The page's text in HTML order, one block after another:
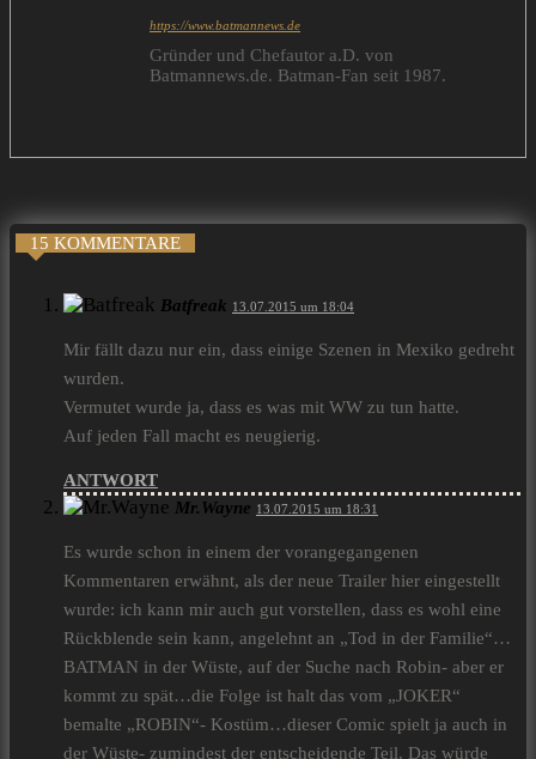
https://www.batmannews.de
Gründer und Chefautor a.D. von
Batmannews.de. Batman-Fan seit 1987.
15 KOMMENTARE
Batfreak 13.07.2015 um 18:04
Mir fällt dazu nur ein, dass einige Szenen in Mexiko gedreht
wurden.
Vermutet wurde ja, dass es was mit WW zu tun hatte.
Auf jeden Fall macht es neugierig.
ANTWORT
Mr.Wayne 13.07.2015 um 18:31
Es wurde schon in einem der vorangegangenen
Kommentaren erwähnt, als der neue Trailer hier eingestellt
wurde: ich kann mir auch gut vorstellen, dass es wohl eine
Rückblende sein kann, angelehnt an „Tod in der Familie“…
BATMAN in der Wüste, auf der Suche nach Robin- aber er
kommt zu spät…die Folge ist halt das vom „JOKER“
bemalte „ROBIN“- Kostüm…dieser Comic spielt ja auch in
der Wüste- zumindest der entscheidende Teil. Das würde